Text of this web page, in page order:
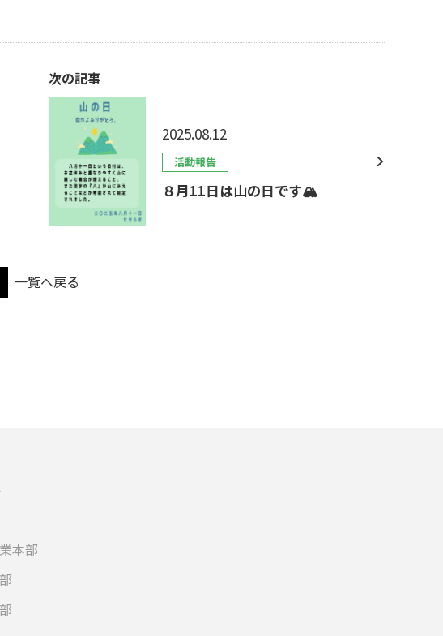
次の記事
2025.08.12
活動報告
８月11日は山の日です🏔
一覧へ戻る
本部